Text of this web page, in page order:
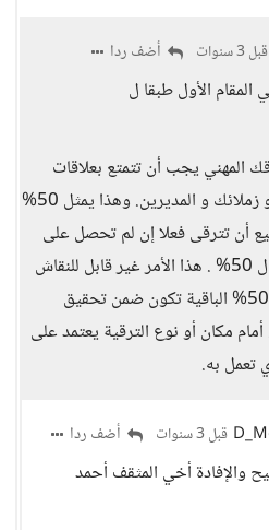
قبل 3 سنوات أضف ردا
المقام الأول طبقا ل
المهني يجب أن تتمتع بعلاقات
ممتازة مع الموظفين و زملائك و المديرين. وهذا يمثل 50%
أن تترقى فعلا إن لم تحصل على
40% على الأقل من ال 50% . هذا الأمر غير قابل للنقاش
بالنسبة للمديرين. أما 50% الباقية تكون ضمن تحقيق
مكان أو نوع الترقية يعتمد على
تعمل به.
قبل 3 سنوات أضف ردا
والإفادة أخي المثقف أحمد